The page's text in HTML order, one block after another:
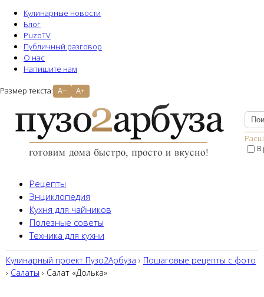
Кулинарные новости
Блог
PuzoTV
Публичный разговор
О нас
Напишите нам
Размер текста: A− A+
В
Рецепты
Энциклопедия
Кухня для чайников
Полезные советы
Техника для кухни
Кулинарный проект Пузо2Aрбуза › Пошаговые рецепты с фото
› Салаты › Салат «Долька»